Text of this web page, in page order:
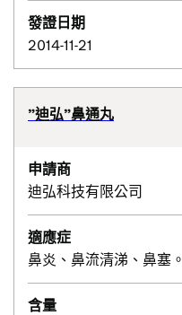
發證日期
2014-11-21
”迪弘”鼻通丸
申請商
迪弘科技有限公司
適應症
鼻炎、鼻流清涕、鼻塞。
含量